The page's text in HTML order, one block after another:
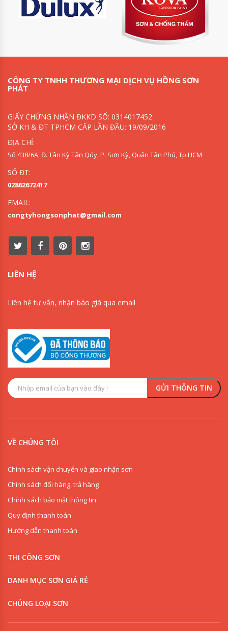
CÔNG TY TNHH THƯƠNG MẠI DỊCH VỤ HỒNG SƠN
PHÁT
GIẤY CHỨNG NHẬN ĐKKD SỐ: 0314017452
SỞ KH & ĐT TPHCM CẤP LẦN ĐẦU: 19/09/2016
ĐỊA CHỈ:
Số 438/6A, Đ. Tân Kỳ Tân Qúy, P. Sơn Kỳ, Quận Tân Phú, Tp.HCM
SỐ ĐT:
02862672417
EMAIL:
congtyhongsonphat@gmail.com
LIÊN HỆ
Liên hệ tư vấn, nhận báo giá qua email
VỀ CHÚNG TÔI
Chính sách vận chuyển và giao nhận sơn
Chính sách đổi hàng, trả hàng
Chính sách bảo mật thông tin
Quy định thanh toán
Hướng dẫn thanh toán
THI CÔNG SƠN
DANH MỤC SƠN GIÁ RẺ
CHỦNG LOẠI SƠN